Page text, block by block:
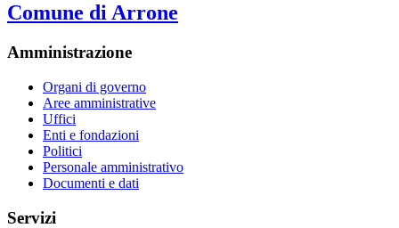
Comune di Arrone
Amministrazione
Organi di governo
Aree amministrative
Uffici
Enti e fondazioni
Politici
Personale amministrativo
Documenti e dati
Servizi